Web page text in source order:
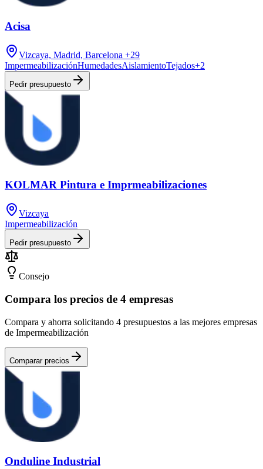
Acisa
Vizcaya, Madrid, Barcelona +29
ImpermeabilizaciónHumedadesAislamientoTejados+2
Pedir presupuesto
KOLMAR Pintura e Imprmeabilizaciones
Vizcaya
Impermeabilización
Pedir presupuesto
Consejo
Compara los precios de 4 empresas
Compara y ahorra solicitando 4 presupuestos a las mejores empresas
de Impermeabilización
Comparar precios
Onduline Industrial